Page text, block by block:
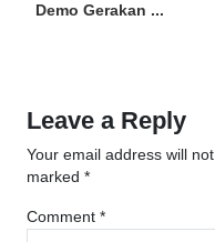
Demo Gerakan ...
Leave a Reply
Your email address will
marked *
Comment *